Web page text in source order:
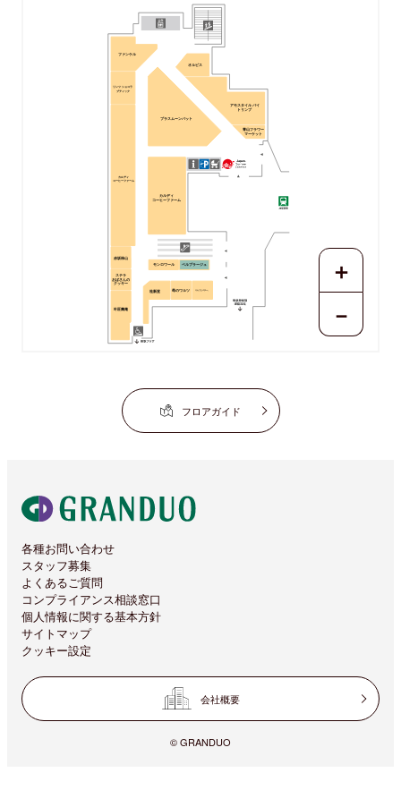
青山フラワー
マーケット
赤坂柿山
ステラ
おばさんの
クッキー
叶匠壽庵
桂新堂 苺のワルツ りんごとバター。
ベルプラージュ
モンロワール
プラスムーンバット
アモスタイル バイ
トリンプ
リンツ ショコラ
ブティック
カルディ
コーヒーファーム
ファンケル
オルビス
カルディ
コーヒーファーム
＋
－
フロアガイド
各種お問い合わせ
スタッフ募集
よくあるご質問
コンプライアンス相談窓口
個人情報に関する基本方針
サイトマップ
クッキー設定
会社概要
© GRANDUO